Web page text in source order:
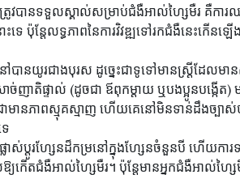
វបានទទួលស្គាល់សម្រាប់ជំងឺអាល់ហ្សៃមឺរ គឺកា
ះទេ ប៉ុន្តែលទ្ធភាពនៃការវិវឌ្ឍទៅរកជំងឺនេះកើ
បានយូរជាងបុរស ដូច្នេះជាទូទៅមានស្ត្រីដែលមាន
ច់ញាតិផ្ទាល់ (ដូចជា ឪពុកម្តាយ ឬបងប្អូនបង្កើត
ានភាពស្មុគស្មាញ ហើយគេនៅមិនទាន់ដឹងច្បាស់ថ
រផ្លាស់ប្តូរហ្សែនដ៏កម្រនៅក្នុងហ្សែនចំនួនបី ហើ
ឱ្យកើតជំងឺអាល់ហ្សៃមឺរ។ ប៉ុន្តែមានអ្នកជំងឺអាល់ហ្